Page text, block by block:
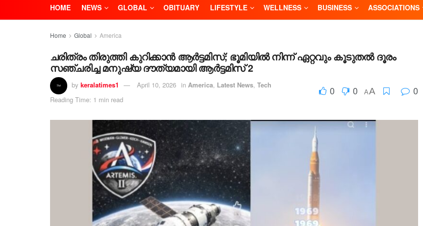
HOME NEWS GLOBAL OBITUARY LIFESTYLE WELLNESS BUSINESS ASSOCIATIONS
Home Global America
ചരിത്രം തിരുത്തി കുറിക്കാൻ ആർട്ടമിസ്; ഭൂമിയിൽ നിന്ന് ഏറ്റവും കൂടുതൽ ദൂരം
സഞ്ചരിച്ച മനുഷ്യ ദൗത്യമായി ആർട്ടമിസ് 2
by keralatimes1 April 10, 2026 in America, Latest News, Tech
Reading Time: 1 min read
0 0 AA 0